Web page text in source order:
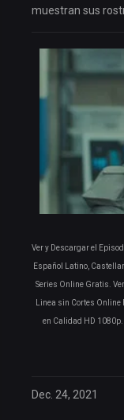
muestran sus
Ver y Descargar el
Español Latino,
Series Online Gratis.
Linea sin Cortes
en Calidad HD
Dec. 24, 2021